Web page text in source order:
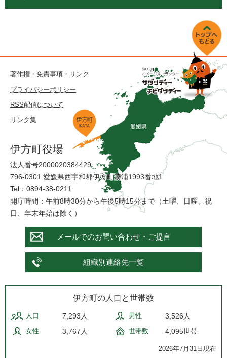
著作権・免責事項・リンク
プライバシーポリシー
RSS配信について
リンク集
伊方町役場
法人番号2000020384429
796-0301 愛媛県西宇和郡伊方町湊浦1993番地1
Tel：0894-38-0211
開庁時間：午前8時30分から午後5時15分まで（土曜、日曜、祝
日、年末年始は除く）
メールでのお問い合わせ・ご提言
組織別連絡先一覧
伊方町の人口と世帯数
人口 7,293人 男性 3,526人
女性 3,767人 世帯数 4,095世帯
2026年7月31日現在